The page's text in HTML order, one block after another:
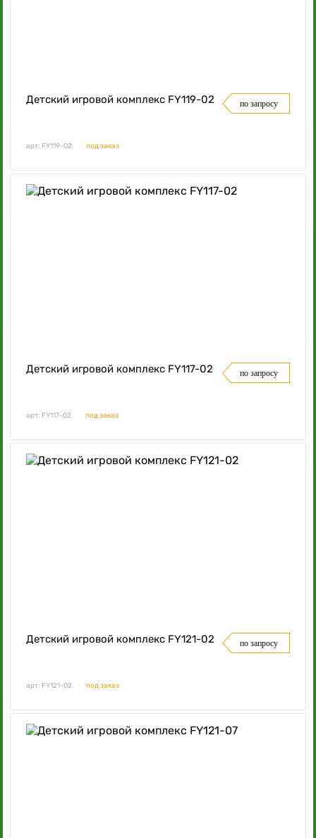
Детский игровой комплекс FY119-02 по запросу
арт: FY119-02 под заказ
Детский игровой комплекс FY117-02 по запросу
арт: FY117-02 под заказ
Детский игровой комплекс FY121-02 по запросу
арт: FY121-02 под заказ